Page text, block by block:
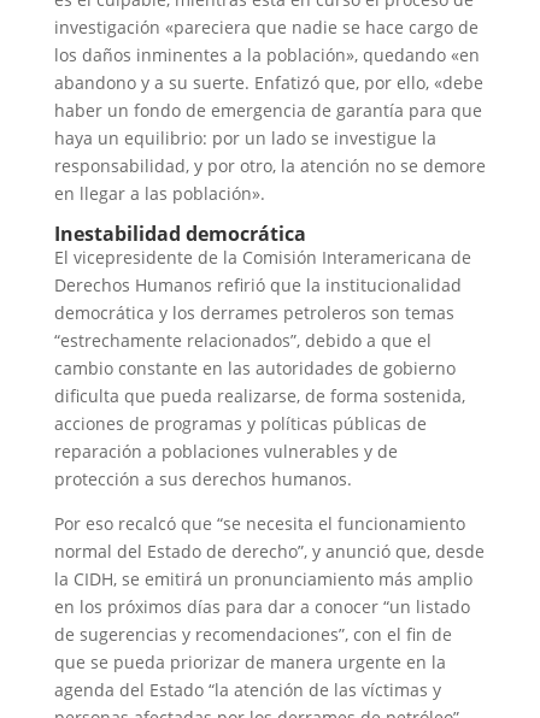
investigación «pareciera que nadie se hace cargo de
los daños inminentes a la población», quedando «en
abandono y a su suerte. Enfatizó que, por ello, «debe
haber un fondo de emergencia de garantía para que
haya un equilibrio: por un lado se investigue la
responsabilidad, y por otro, la atención no se demore
en llegar a las población».
Inestabilidad democrática
El vicepresidente de la Comisión Interamericana de
Derechos Humanos refirió que la institucionalidad
democrática y los derrames petroleros son temas
“estrechamente relacionados”, debido a que el
cambio constante en las autoridades de gobierno
dificulta que pueda realizarse, de forma sostenida,
acciones de programas y políticas públicas de
reparación a poblaciones vulnerables y de
protección a sus derechos humanos.
Por eso recalcó que “se necesita el funcionamiento
normal del Estado de derecho”, y anunció que, desde
la CIDH, se emitirá un pronunciamiento más amplio
en los próximos días para dar a conocer “un listado
de sugerencias y recomendaciones”, con el fin de
que se pueda priorizar de manera urgente en la
agenda del Estado “la atención de las víctimas y